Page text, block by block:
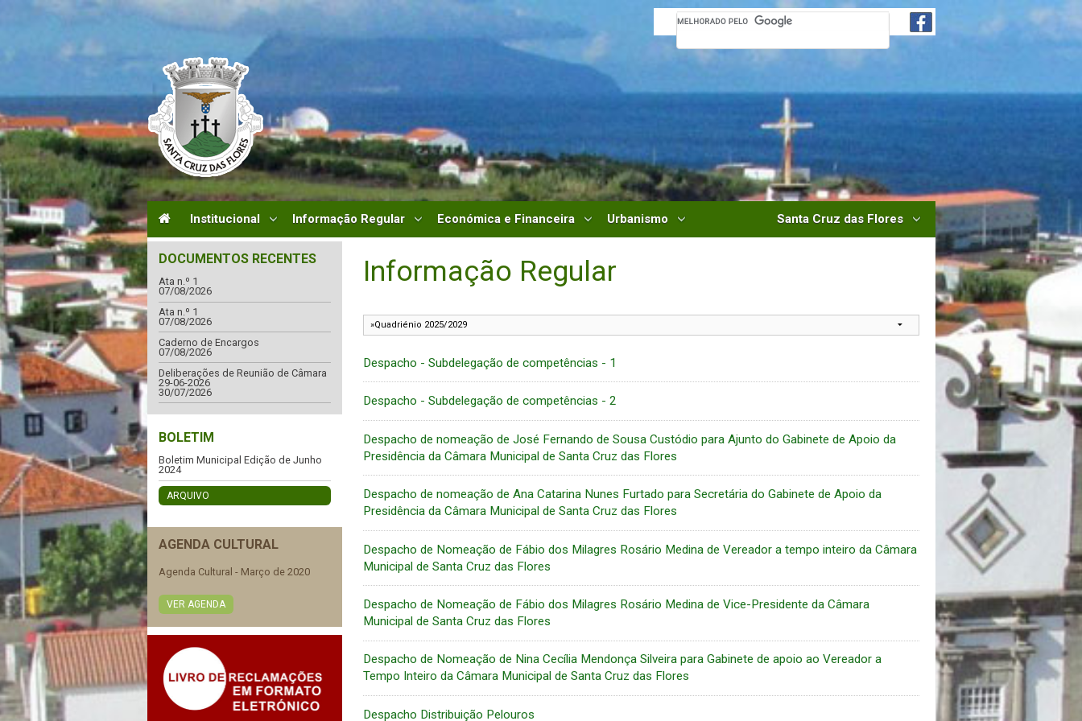
Institucional Informação Regular Económica e Financeira Urbanismo Santa Cruz das Flores
DOCUMENTOS RECENTES
Ata n.º 1
07/08/2026
Ata n.º 1
07/08/2026
Caderno de Encargos
07/08/2026
Deliberações de Reunião de Câmara
29-06-2026
30/07/2026
BOLETIM
Boletim Municipal Edição de Junho
2024
ARQUIVO
AGENDA CULTURAL
Agenda Cultural - Março de 2020
VER AGENDA
Informação Regular
Despacho - Subdelegação de competências - 1
Despacho - Subdelegação de competências - 2
Despacho de nomeação de José Fernando de Sousa Custódio para Ajunto do Gabinete de Apoio da
Presidência da Câmara Municipal de Santa Cruz das Flores
Despacho de nomeação de Ana Catarina Nunes Furtado para Secretária do Gabinete de Apoio da
Presidência da Câmara Municipal de Santa Cruz das Flores
Despacho de Nomeação de Fábio dos Milagres Rosário Medina de Vereador a tempo inteiro da Câmara
Municipal de Santa Cruz das Flores
Despacho de Nomeação de Fábio dos Milagres Rosário Medina de Vice-Presidente da Câmara
Municipal de Santa Cruz das Flores
Despacho de Nomeação de Nina Cecília Mendonça Silveira para Gabinete de apoio ao Vereador a
Tempo Inteiro da Câmara Municipal de Santa Cruz das Flores
Despacho Distribuição Pelouros